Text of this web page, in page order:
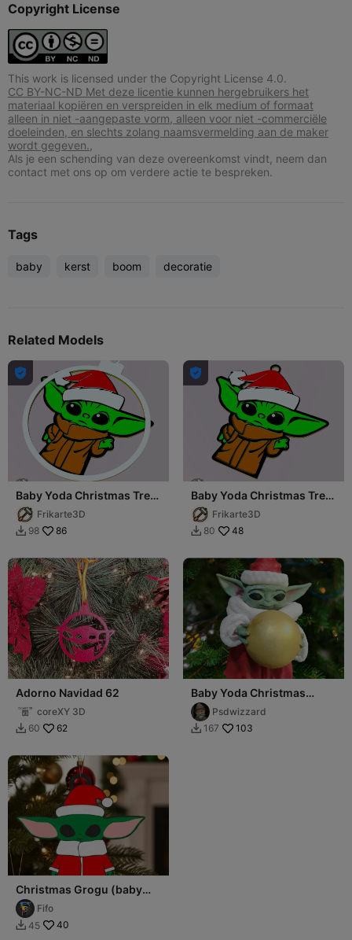
Copyright License
This work is licensed under the Copyright License 4.0.
CC BY-NC-ND Met deze licentie kunnen hergebruikers het
materiaal kopiëren en verspreiden in elk medium of formaat
alleen in niet -aangepaste vorm, alleen voor niet -commerciële
doeleinden, en slechts zolang naamsvermelding aan de maker
wordt gegeven.,
Als je een schending van deze overeenkomst vindt, neem dan
contact met ons op om verdere actie te bespreken.
Tags
baby kerst boom decoratie
Related Models

Baby Yoda Christmas Tree
Decoration
Frikarte3D
 98 86

Baby Yoda Christmas Tree
Decoration No Circle
Frikarte3D
 80 48
Adorno Navidad 62
coreXY 3D
 60 62
Baby Yoda Christmas
Ornament
Psdwizzard
 167 103
Christmas Grogu (baby
Yoda)
Fifo
 45 40